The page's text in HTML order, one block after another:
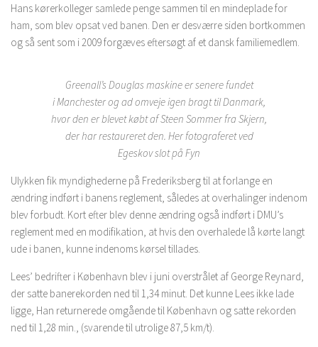
Hans kørerkolleger samlede penge sammen til en mindeplade for
ham, som blev opsat ved banen. Den er desværre siden bortkommen
og så sent som i 2009 forgæves eftersøgt af et dansk familiemedlem.
Greenall’s Douglas maskine er senere fundet
i Manchester og ad omveje igen bragt til Danmark,
hvor den er blevet købt af Steen Sommer fra Skjern,
der har restaureret den. Her fotograferet ved
Egeskov slot på Fyn
Ulykken fik myndighederne på Frederiksberg til at forlange en
ændring indført i banens reglement, således at overhalinger indenom
blev forbudt. Kort efter blev denne ændring også indført i DMU’s
reglement med en modifikation, at hvis den overhalede lå kørte langt
ude i banen, kunne indenoms kørsel tillades.
Lees’ bedrifter i København blev i juni overstrålet af George Reynard,
der satte banerekorden ned til 1,34 minut. Det kunne Lees ikke lade
ligge, Han returnerede omgående til København og satte rekorden
ned til 1,28 min., (svarende til utrolige 87,5 km/t).